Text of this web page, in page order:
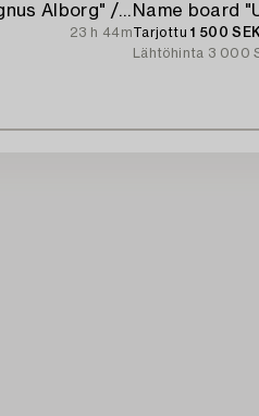
Name board "Magnus Alborg" / "Veritas XXII (Köbenhavn" Copenhan).
23 h 44m
Name board
Tarjottu1 500
Lähtöhinta 3 000